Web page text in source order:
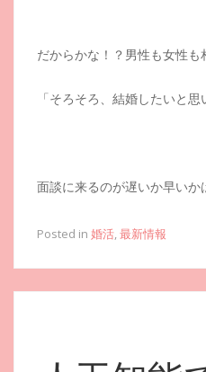
だからかな！？男性も女性
「そろそろ、結婚したいと
面談に来るのが遅いか早いか
Posted in 婚活 最新情報